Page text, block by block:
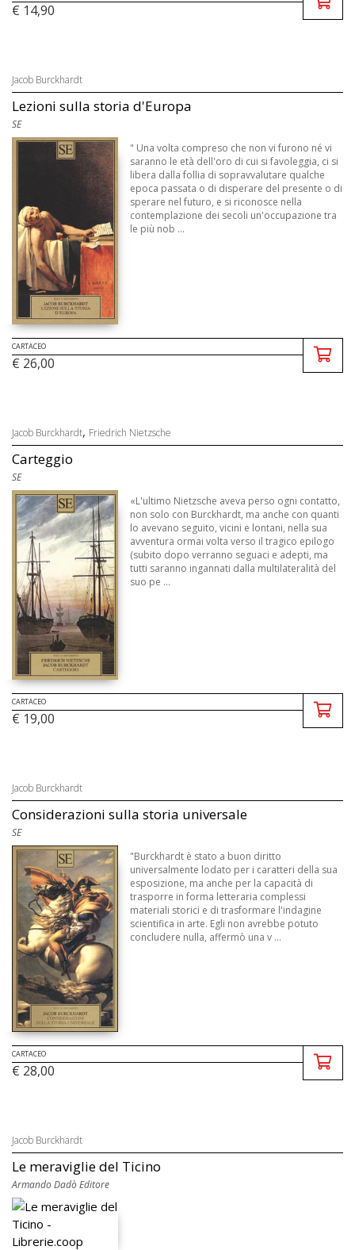
€ 14,90
Jacob Burckhardt
Lezioni sulla storia d'Europa
SE
" Una volta compreso che non vi furono né vi
saranno le età dell'oro di cui si favoleggia, ci si
libera dalla follia di sopravvalutare qualche
epoca passata o di disperare del presente o di
sperare nel futuro, e si riconosce nella
contemplazione dei secoli un'occupazione tra
le più nob ...
CARTACEO
€ 26,00
Jacob Burckhardt, Friedrich Nietzsche
Carteggio
SE
«L'ultimo Nietzsche aveva perso ogni contatto,
non solo con Burckhardt, ma anche con quanti
lo avevano seguito, vicini e lontani, nella sua
avventura ormai volta verso il tragico epilogo
(subito dopo verranno seguaci e adepti, ma
tutti saranno ingannati dalla multilateralità del
suo pe ...
CARTACEO
€ 19,00
Jacob Burckhardt
Considerazioni sulla storia universale
SE
"Burckhardt è stato a buon diritto
universalmente lodato per i caratteri della sua
esposizione, ma anche per la capacità di
trasporre in forma letteraria complessi
materiali storici e di trasformare l'indagine
scientifica in arte. Egli non avrebbe potuto
concludere nulla, affermò una v ...
CARTACEO
€ 28,00
Jacob Burckhardt
Le meraviglie del Ticino
Armando Dadò Editore